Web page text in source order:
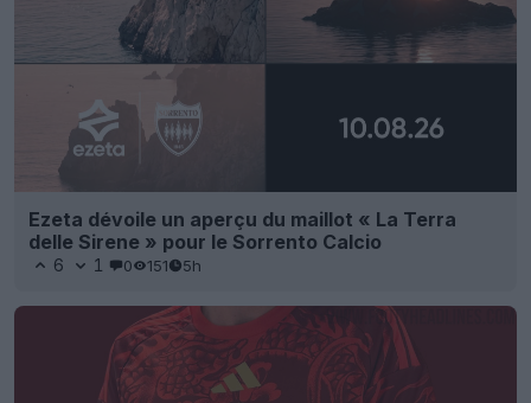
Ezeta dévoile un aperçu du maillot « La Terra
delle Sirene » pour le Sorrento Calcio
6 1 0 151 5h